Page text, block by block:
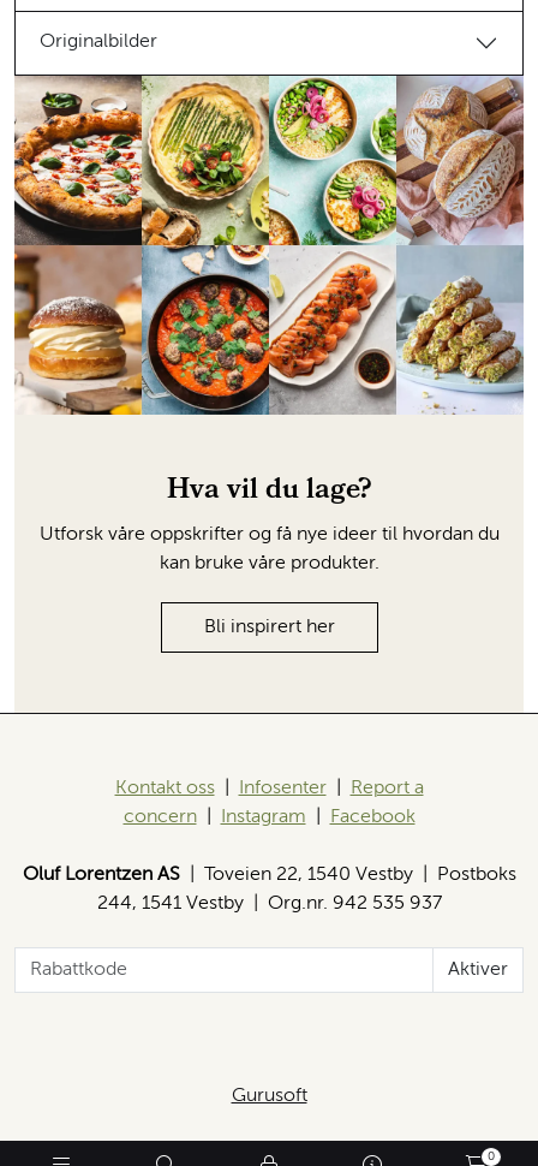
0
Originalbilder
Hva vil du lage?
Utforsk våre oppskrifter og få nye ideer til hvordan du
kan bruke våre produkter.
Bli inspirert her
Kontakt oss| Infosenter| Report a
concern| Instagram Facebook
Oluf Lorentzen AS| Toveien 22, 1540 Vestby | Postboks
244, 1541 Vestby | Org.nr. 942 535 937
Aktiver
Gurusoft